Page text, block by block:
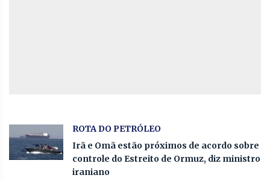
ROTA DO PETRÓLEO
Irã e Omã estão próximos de acordo sobre
controle do Estreito de Ormuz, diz ministro
iraniano